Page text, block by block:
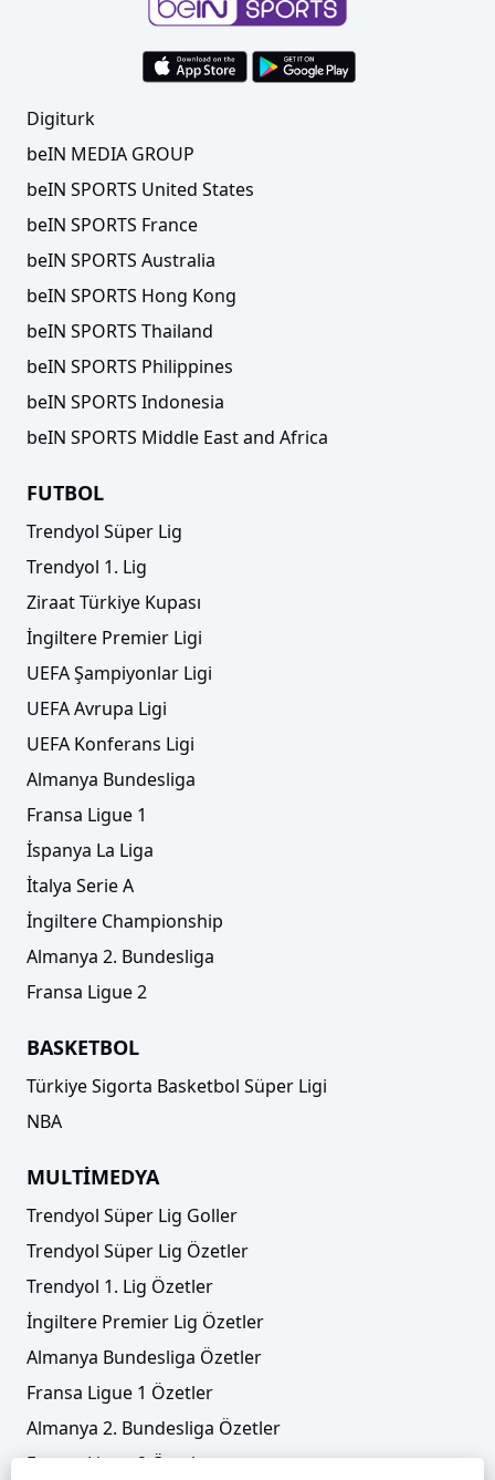
Digiturk
beIN MEDIA GROUP
beIN SPORTS United States
beIN SPORTS France
beIN SPORTS Australia
beIN SPORTS Hong Kong
beIN SPORTS Thailand
beIN SPORTS Philippines
beIN SPORTS Indonesia
beIN SPORTS Middle East and Africa
FUTBOL
Trendyol Süper Lig
Trendyol 1. Lig
Ziraat Türkiye Kupası
İngiltere Premier Ligi
UEFA Şampiyonlar Ligi
UEFA Avrupa Ligi
UEFA Konferans Ligi
Almanya Bundesliga
Fransa Ligue 1
İspanya La Liga
İtalya Serie A
İngiltere Championship
Almanya 2. Bundesliga
Fransa Ligue 2
BASKETBOL
Türkiye Sigorta Basketbol Süper Ligi
NBA
MULTİMEDYA
Trendyol Süper Lig Goller
Trendyol Süper Lig Özetler
Trendyol 1. Lig Özetler
İngiltere Premier Lig Özetler
Almanya Bundesliga Özetler
Fransa Ligue 1 Özetler
Almanya 2. Bundesliga Özetler
Fransa Ligue 2 Özetler